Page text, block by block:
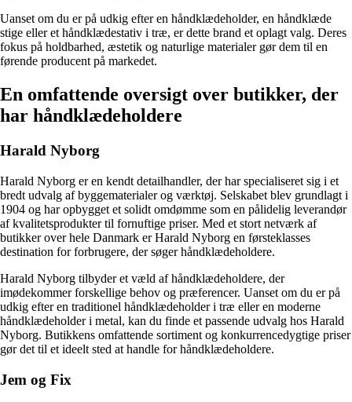
Uanset om du er på udkig efter en håndklædeholder, en håndklæde
stige eller et håndklædestativ i træ, er dette brand et oplagt valg. Deres
fokus på holdbarhed, æstetik og naturlige materialer gør dem til en
førende producent på markedet.
En omfattende oversigt over butikker, der
har håndklædeholdere
Harald Nyborg
Harald Nyborg er en kendt detailhandler, der har specialiseret sig i et
bredt udvalg af byggematerialer og værktøj. Selskabet blev grundlagt i
1904 og har opbygget et solidt omdømme som en pålidelig leverandør
af kvalitetsprodukter til fornuftige priser. Med et stort netværk af
butikker over hele Danmark er Harald Nyborg en førsteklasses
destination for forbrugere, der søger håndklædeholdere.
Harald Nyborg tilbyder et væld af håndklædeholdere, der
imødekommer forskellige behov og præferencer. Uanset om du er på
udkig efter en traditionel håndklædeholder i træ eller en moderne
håndklædeholder i metal, kan du finde et passende udvalg hos Harald
Nyborg. Butikkens omfattende sortiment og konkurrencedygtige priser
gør det til et ideelt sted at handle for håndklædeholdere.
Jem og Fix